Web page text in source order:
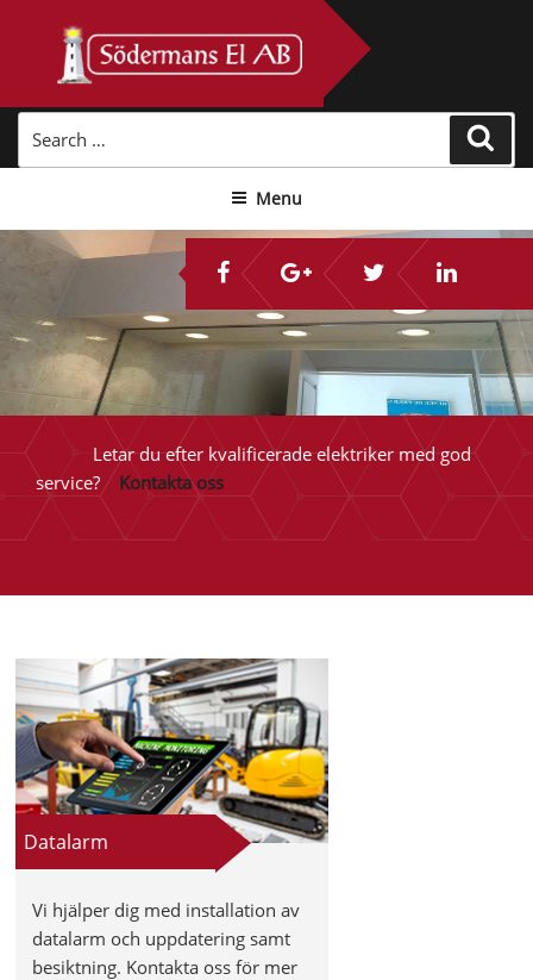
for:
Menu
Letar du efter kvalificerade elektriker med god
service? Kontakta oss
Datalarm
Vi hjälper dig med installation av
datalarm och uppdatering samt
besiktning. Kontakta oss för mer